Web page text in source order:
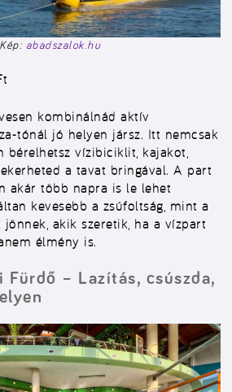
Kép: abadszalok.hu
kombinálnád aktív
tónál jó helyen jársz. Itt nemcsak
bérelhetsz vízibiciklit, kajakot,
a tavat bringával. A part
akár több napra is le lehet
kevesebb a zsúfoltság, mint a
jönnek, akik szeretik, ha a vízpart
élmény is.
Fürdő – Lazítás, csúszda,